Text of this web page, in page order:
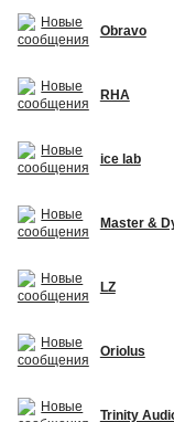
Obravo
RHA
ice lab
Master &
LZ
Oriolus
Trinity